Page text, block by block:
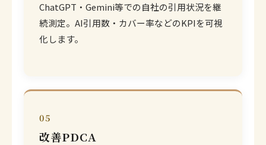
ChatGPT・Gemini等での自社の引用状況を継
続測定。AI引用数・カバー率などのKPIを可視
化します。
05
改善PDCA